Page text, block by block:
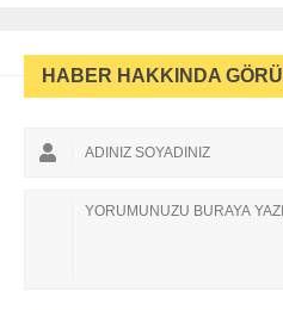
HABER HAKKINDA